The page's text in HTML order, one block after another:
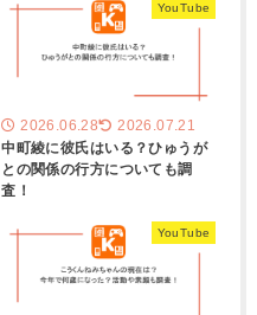
YouTube
2026.06.28 2026.07.21
中町綾に彼氏はいる？ひゅうが
との関係の行方についても調
査！
YouTube